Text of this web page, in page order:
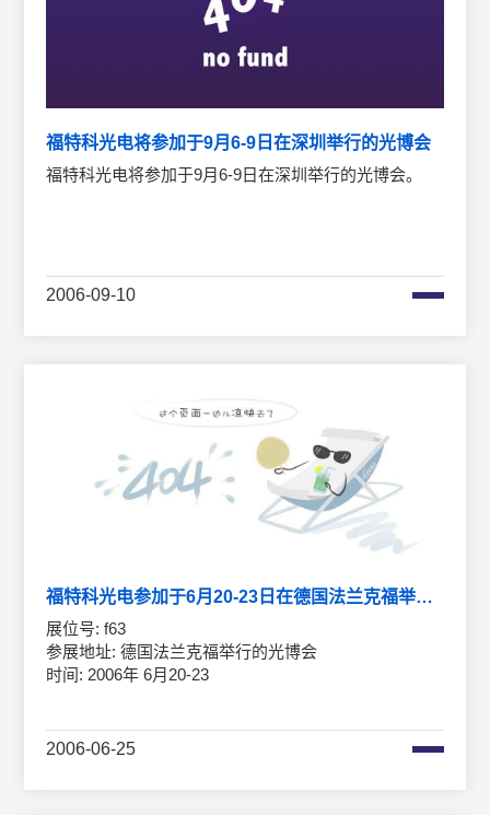
福特科光电将参加于9月6-9日在深圳举行的光博会
福特科光电将参加于9月6-9日在深圳举行的光博会。
2006-09-10
福特科光电参加于6月20-23日在德国法兰克福举行的光博会，展台号：f63
展位号: f63
参展地址: 德国法兰克福举行的光博会
时间: 2006年 6月20-23
2006-06-25